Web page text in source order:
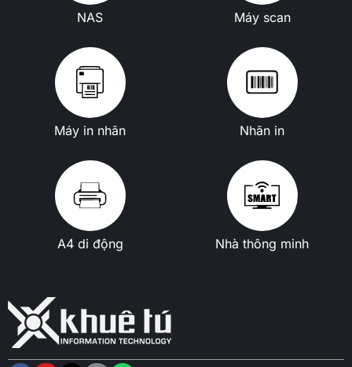
NAS Máy scan
Máy in nhãn Nhãn in
A4 di động Nhà thông minh